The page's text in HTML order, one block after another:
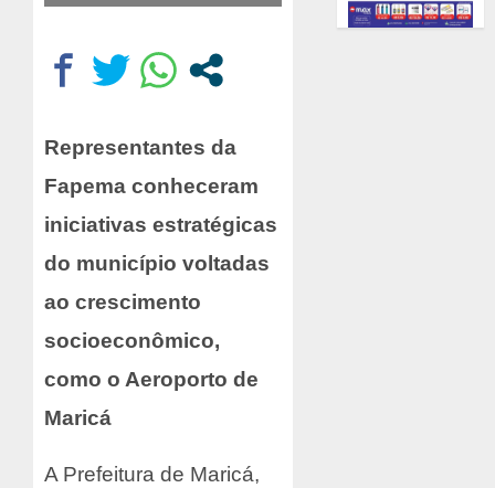
Representantes da
Fapema conheceram
iniciativas estratégicas
do município voltadas
ao crescimento
socioeconômico,
como o Aeroporto de
Maricá
A Prefeitura de Maricá,